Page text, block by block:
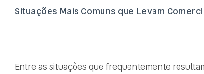
Situações Mais Comuns que Levam
Entre as situações que frequentemente